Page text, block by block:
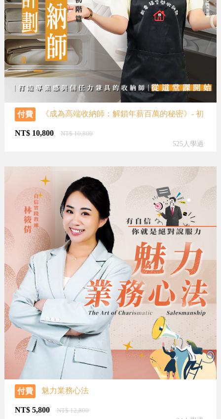
付費
《成為高端收納師：解鎖年薪百萬的秘密》- 初
階課程
NT$ 10,800 NT$10,800
525人學過
付費 魅力業務心法
NT$5,800 NT$12,800